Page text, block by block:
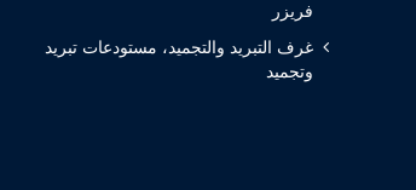
فريزر
غرف التبريد والتجميد، مستودعات تبريد
وتجميد